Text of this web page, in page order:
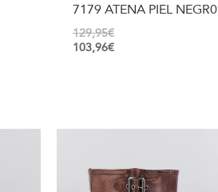
7179 ATENA PIEL NEGR0
129,95€
103,96€